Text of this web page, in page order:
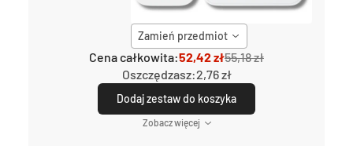
Zamień przedmiot
Cena całkowita:52,42 zł55,18 zł
Oszczędzasz:2,76 zł
Dodaj zestaw do koszyka
Zobacz więcej